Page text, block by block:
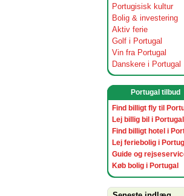
Portugisisk kultur
Bolig & investering
Aktiv ferie
Golf i Portugal
Vin fra Portugal
Danskere i Portugal
Portugal tilbud
Find billigt fly til
Lej billig bil i Portugal
Find billigt hotel i
Lej feriebolig i
Guide og
Køb bolig i Portugal